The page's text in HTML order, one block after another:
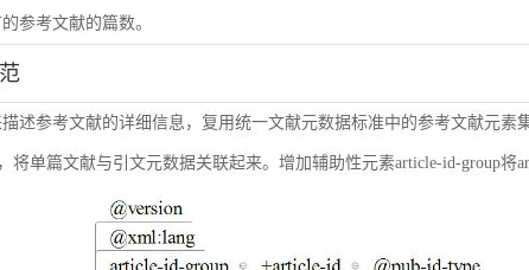
参考文献的篇数。
述参考文献的详细信息，复用统一文献元数据标准中的参考文献元素
将单篇文献与引文元数据关联起来。增加辅助性元素article-id-group将